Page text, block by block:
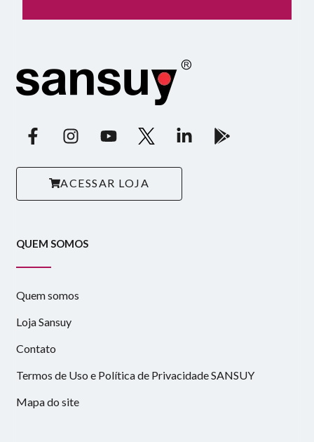
ACESSAR LOJA
QUEM SOMOS
Quem somos
Loja Sansuy
Contato
Termos de Uso e Política de Privacidade SANSUY
Mapa do site